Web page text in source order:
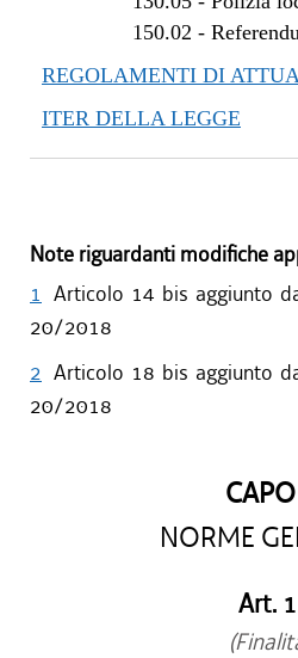
150.02 -
REGOLAMENTI DI
ITER DELLA LEGGE
Note riguardanti modifiche
1 Articolo 14 bis aggiunto
20/2018
2 Articolo 18 bis aggiunto
20/2018
NORME
Art. 1